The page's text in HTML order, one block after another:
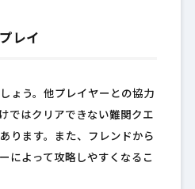
レイ
ょう。他プレイヤーとの協力
ではクリアできない難関クエ
ります。また、フレンドから
によって攻略しやすくなるこ